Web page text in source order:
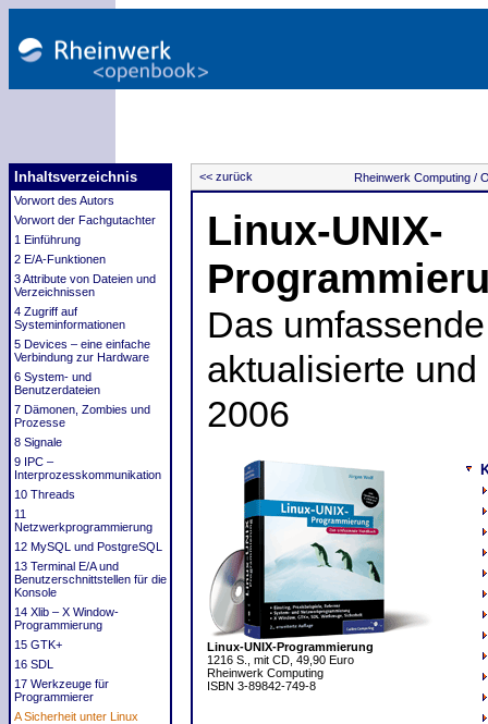
Inhaltsverzeichnis
Vorwort des Autors
Vorwort der Fachgutachter
1 Einführung
2 E/A-Funktionen
3 Attribute von Dateien und
Verzeichnissen
4 Zugriff auf
Systeminformationen
5 Devices – eine einfache
Verbindung zur Hardware
6 System- und
Benutzerdateien
7 Dämonen, Zombies und
Prozesse
8 Signale
9 IPC –
Interprozesskommunikation
10 Threads
11
Netzwerkprogrammierung
12 MySQL und PostgreSQL
13 Terminal E/A und
Benutzerschnittstellen für die
Konsole
14 Xlib – X Window-
Programmierung
15 GTK+
16 SDL
17 Werkzeuge für
Programmierer
A Sicherheit unter Linux
<< zurück Rheinwerk Computing /
Linux-UNIX-
Das
aktualisierte
2006
Linux-UNIX-Programmierung
1216 S., mit CD, 49,90 Euro
Rheinwerk Computing
ISBN 3-89842-749-8